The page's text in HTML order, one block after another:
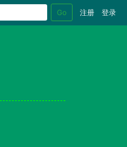
Go 注册 登录